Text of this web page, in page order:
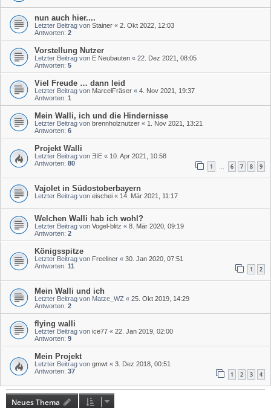
nun auch hier....
Letzter Beitrag von Stainer « 2. Okt 2022, 12:03
Antworten: 2
Vorstellung Nutzer
Letzter Beitrag von E Neubauten « 22. Dez 2021, 08:05
Antworten: 5
Viel Freude … dann leid
Letzter Beitrag von MarcelFräser « 4. Nov 2021, 19:37
Antworten: 1
Mein Walli, ich und die Hindernisse
Letzter Beitrag von brennholznutzer « 1. Nov 2021, 13:21
Antworten: 6
Projekt Walli
Letzter Beitrag von ƎIE « 10. Apr 2021, 10:58
Antworten: 80 1 … 6 7 8 9
Vajolet in Südostoberbayern
Letzter Beitrag von eischei « 14. Mär 2021, 11:17
Welchen Walli hab ich wohl?
Letzter Beitrag von Vogel-blitz « 8. Mär 2020, 09:19
Antworten: 2
Königsspitze
Letzter Beitrag von Freeliner « 30. Jan 2020, 07:51
Antworten: 11 1 2
Mein Walli und ich
Letzter Beitrag von Matze_WZ « 25. Okt 2019, 14:29
Antworten: 2
flying walli
Letzter Beitrag von ice77 « 22. Jan 2019, 02:00
Antworten: 9
Mein Projekt
Letzter Beitrag von gmwt « 3. Dez 2018, 00:51
Antworten: 37 1 2 3 4
Neues Thema